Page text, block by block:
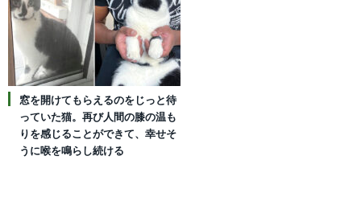
窓を開けてもらえるのをじっと待
っていた猫。再び人間の膝の温も
りを感じることができて、幸せそ
うに喉を鳴らし続ける